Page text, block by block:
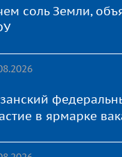
соль Земли,
в ярмарке